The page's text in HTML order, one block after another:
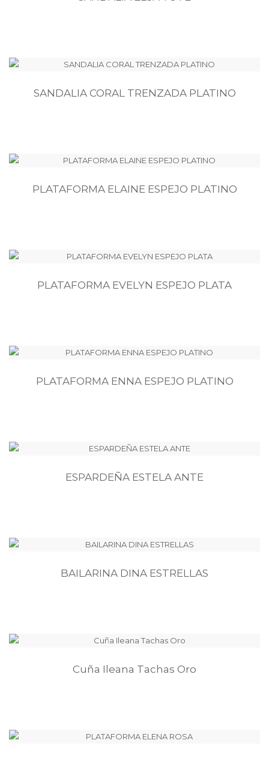
SANDALIA CORAL TRENZADA PLATINO
PLATAFORMA ELAINE ESPEJO PLATINO
PLATAFORMA EVELYN ESPEJO PLATA
PLATAFORMA ENNA ESPEJO PLATINO
ESPARDEÑA ESTELA ANTE
BAILARINA DINA ESTRELLAS
Cuña Ileana Tachas Oro